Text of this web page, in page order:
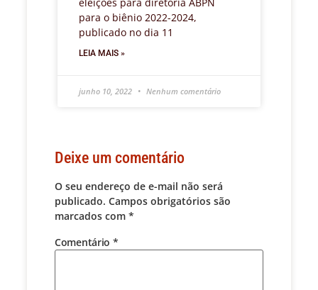
eleições para diretoria ABPN
para o biênio 2022-2024,
publicado no dia 11
LEIA MAIS »
junho 10, 2022 Nenhum comentário
Deixe um comentário
O seu endereço de e-mail não será
publicado. Campos obrigatórios são
marcados com *
Comentário *